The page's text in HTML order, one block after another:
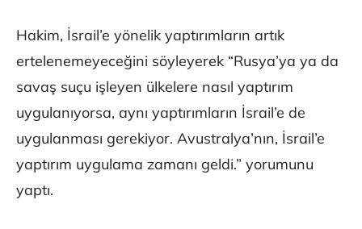
Hakim, İsrail’e yönelik yaptırımların artık
ertelenemeyeceğini söyleyerek “Rusya’ya ya da
savaş suçu işleyen ülkelere nasıl yaptırım
uygulanıyorsa, aynı yaptırımların İsrail’e de
uygulanması gerekiyor. Avustralya’nın, İsrail’e
yaptırım uygulama zamanı geldi.” yorumunu
yaptı.